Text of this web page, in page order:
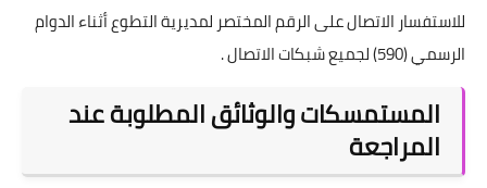
للاستفسار الاتصال على الرقم المختصر لمديرية التطوع أثناء الدوام
الرسمي (590) لجميع شبكات الاتصال .
المستمسكات والوثائق المطلوبة عند
المراجعة